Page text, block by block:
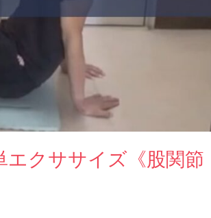
エクササイズ《股関節